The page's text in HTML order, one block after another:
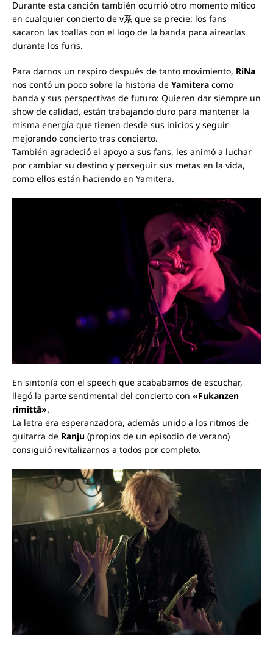
Durante esta canción también ocurrió otro momento mítico
en cualquier concierto de v系 que se precie: los fans
sacaron las toallas con el logo de la banda para airearlas
durante los furis.
Para darnos un respiro después de tanto movimiento, RiNa
nos contó un poco sobre la historia de Yamitera como
banda y sus perspectivas de futuro: Quieren dar siempre un
show de calidad, están trabajando duro para mantener la
misma energía que tienen desde sus inicios y seguir
mejorando concierto tras concierto.
También agradeció el apoyo a sus fans, les animó a luchar
por cambiar su destino y perseguir sus metas en la vida,
como ellos están haciendo en Yamitera.
En sintonía con el speech que acababamos de escuchar,
llegó la parte sentimental del concierto con «Fukanzen
rimittā».
La letra era esperanzadora, además unido a los ritmos de
guitarra de Ranju (propios de un episodio de verano)
consiguió revitalizarnos a todos por completo.